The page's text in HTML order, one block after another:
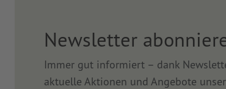
Newsletter
Immer gut informiert – dank
aktuelle Aktionen und Angebote